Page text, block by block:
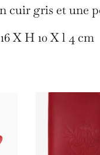
cuir gris et une
X H 10 X l 4 cm